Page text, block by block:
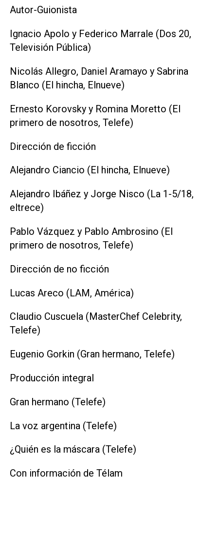
Autor-Guionista
Ignacio Apolo y Federico Marrale (Dos 20,
Televisión Pública)
Nicolás Allegro, Daniel Aramayo y Sabrina
Blanco (El hincha, Elnueve)
Ernesto Korovsky y Romina Moretto (El
primero de nosotros, Telefe)
Dirección de ficción
Alejandro Ciancio (El hincha, Elnueve)
Alejandro Ibáñez y Jorge Nisco (La 1-5/18,
eltrece)
Pablo Vázquez y Pablo Ambrosino (El
primero de nosotros, Telefe)
Dirección de no ficción
Lucas Areco (LAM, América)
Claudio Cuscuela (MasterChef Celebrity,
Telefe)
Eugenio Gorkin (Gran hermano, Telefe)
Producción integral
Gran hermano (Telefe)
La voz argentina (Telefe)
¿Quién es la máscara (Telefe)
Con información de Télam